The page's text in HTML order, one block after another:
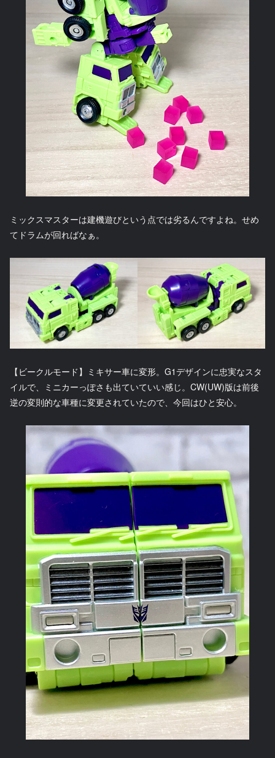
ミックスマスターは建機遊びという点では劣るんですよね。せめ
てドラムが回ればなぁ。
【ビークルモード】ミキサー車に変形。G1デザインに忠実なスタ
イルで、ミニカーっぽさも出ていていい感じ。CW(UW)版は前後
逆の変則的な車種に変更されていたので、今回はひと安心。